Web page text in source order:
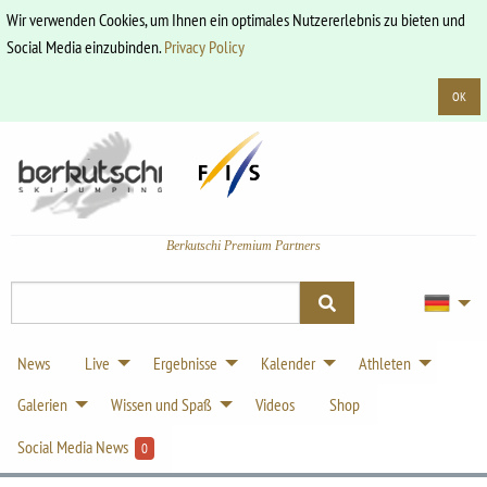
Wir verwenden Cookies, um Ihnen ein optimales Nutzererlebnis zu bieten und
Social Media einzubinden.Privacy Policy
OK
Berkutschi Premium Partners
News Live Ergebnisse Kalender
Athleten
Galerien
Wissen und Spaß Videos
Shop
Social Media News
0